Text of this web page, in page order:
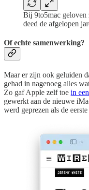
Bij 9to5mac geloven
deed de afgelopen
Of echte samenwerking?
Maar er zijn ook geluiden
gehad in nagenoeg alles
Zo gaf Apple zelf toe in
gewerkt aan de nieuwe
werd geprezen als de